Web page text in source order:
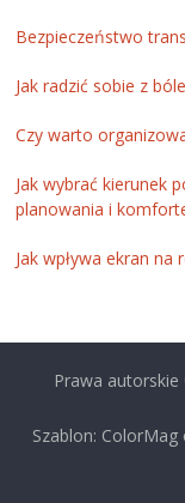
Bezpieczeństwo
Jak radzić sobie z
Czy warto
Jak wybrać kierunek
planowania i
Jak wpływa ekran na
Prawa
Szablon: